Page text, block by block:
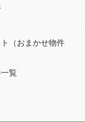
（おまかせ物件
覧